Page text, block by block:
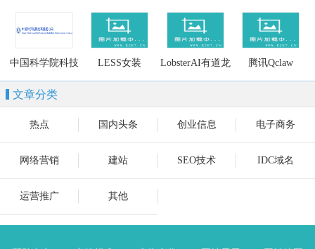
中国科学院科技
基础能力局
LESS女装 LobsterAI有道龙 腾讯Qclaw
文章分类
热点 国内头条 创业信息 电子商务
网络营销 建站 SEO技术 IDC域名
运营推广 其他